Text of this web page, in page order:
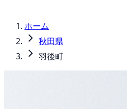
ホーム
秋田県
羽後町